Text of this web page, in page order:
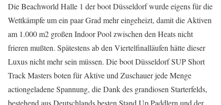
Die Beachworld Halle 1 der boot Düsseldorf wurde eigens für die
Wettkämpfe um ein paar Grad mehr eingeheizt, damit die Aktiven
am 1.000 m2 großen Indoor Pool zwischen den Heats nicht
frieren mußten. Spätestens ab den Viertelfinalläufen hätte dieser
Luxus nicht mehr sein müssen. Die boot Düsseldorf SUP Short
Track Masters boten für Aktive und Zuschauer jede Menge
actiongeladene Spannung, die Dank des grandiosen Starterfelds,
bestehend aus Deutschlands besten Stand Up Paddlern und der